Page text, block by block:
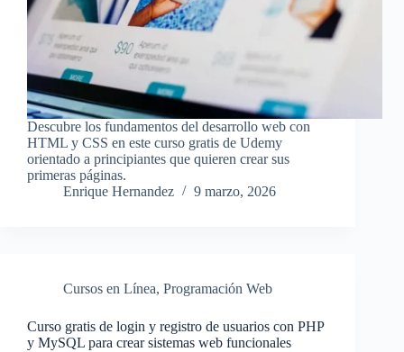
Descubre los fundamentos del desarrollo web con
HTML y CSS en este curso gratis de Udemy
orientado a principiantes que quieren crear sus
primeras páginas.
Enrique Hernandez
9 marzo, 2026
Cursos en Línea, Programación Web
Curso gratis de login y registro de usuarios con PHP
y MySQL para crear sistemas web funcionales